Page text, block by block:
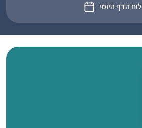
לוח הדף היומי